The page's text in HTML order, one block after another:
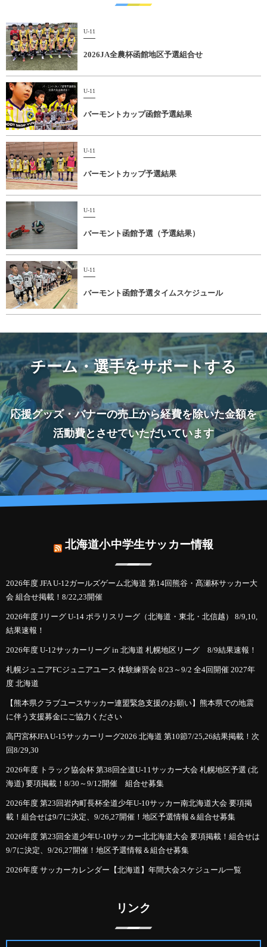
U-11
2026JA全農杯函館地区予選組合せ
U-11
バーモントカップ函館予選結果
U-11
バーモントカップ予選結果
U-11
バーモント函館予選（予選結果）
U-11
バーモント函館予選タイムスケジュール
チーム・選手をサポートする
応援グッズ・バナーの売上から経費を除いた金額を
活動費とさせていただいています
北海道小中学生サッカー情報
2026年度 JFA U-12ガールズゲーム北海道 第14回熊谷・髙瀬杯サッカー大
会 組合せ掲載！8/22,23開催
2026年度 Jリーグ U-14 ポラリスリーグ（北海道・東北・北信越） 8/9,10,
結果速報！
2026年度 U-12サッカーリーグ in 北海道 札幌地区リーグ 8/9結果速報！
札幌ジュニアFCジュニアユース 体験練習会 8/23～9/2 全4回開催 2027年
度 北海道
【熊本県クラブユースサッカー連盟緊急支援のお願い】熊本県での地震
に伴う支援募金にご協力ください
高円宮杯JFA U-15サッカーリーグ2026 北海道 第10節7/25,26結果掲載！次
回8/29,30
2026年度 トラック協会杯 第38回全道U-11サッカー大会 札幌地区予選 (北
海道) 要項掲載！8/30～9/12開催 組合せ募集
2026年度 第23回岩内町長杯全道少年U-10サッカー南北海道大会 要項掲
載！組合せは9/7に決定、9/26,27開催！地区予選情報＆組合せ募集
2026年度 第23回全道少年U-10サッカー北北海道大会 要項掲載！組合せは
9/7に決定、9/26,27開催！地区予選情報＆組合せ募集
2026年度 サッカーカレンダー【北海道】年間大会スケジュール一覧
リンク